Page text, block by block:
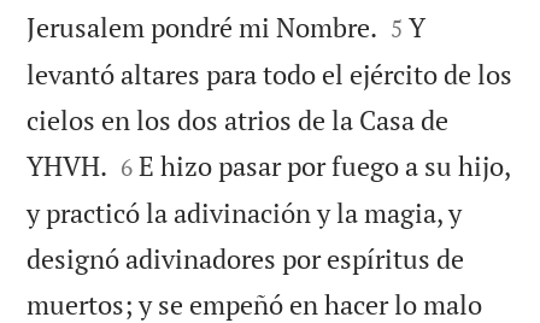
Jerusalem pondré mi Nombre. 

5 Y
levantó altares para todo el ejército de los
cielos en los dos atrios de la Casa de
YHVH. 

6 E hizo pasar por fuego a su hijo,
y practicó la adivinación y la magia, y
designó adivinadores por espíritus de
muertos; y se empeñó en hacer lo malo